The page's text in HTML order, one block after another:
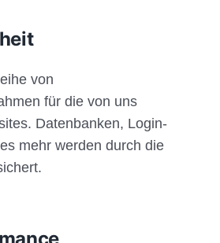
von
für die von uns
Datenbanken, Login-
mehr werden durch die